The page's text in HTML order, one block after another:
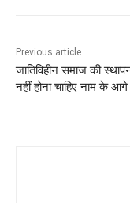
Previous article
जातिविहीन समाज की
नहीं होना चाहिए नाम के आगे